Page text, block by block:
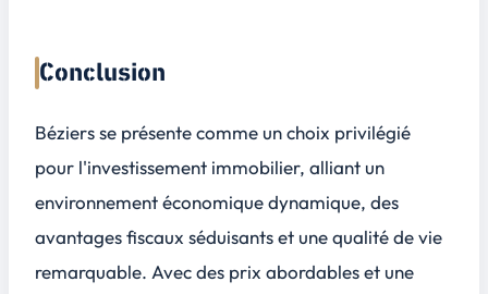
Conclusion
Béziers se présente comme un choix privilégié
pour l'investissement immobilier, alliant un
environnement économique dynamique, des
avantages fiscaux séduisants et une qualité de vie
remarquable. Avec des prix abordables et une